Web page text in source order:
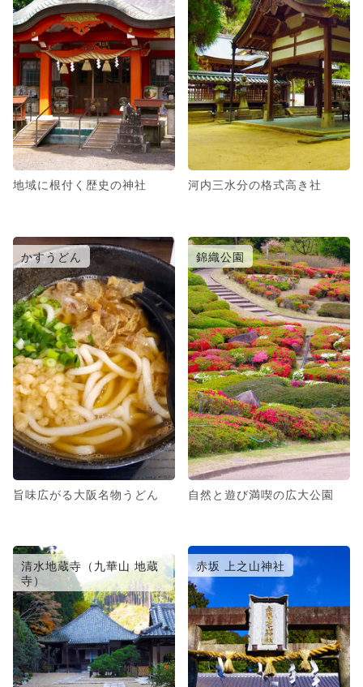
地域に根付く歴史の神社 河内三水分の格式高き社
かすうどん
旨味広がる大阪名物うどん
錦織公園
自然と遊び満喫の広大公園
清水地蔵寺（九華山 地蔵
寺）
赤坂 上之山神社